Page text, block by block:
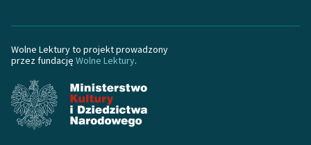
Regulamin biblioteki
Dane fundacji i
sprawozdania finansowe
Regulamin darowizn
Informacja o treściach
Wolne Lektury to projekt prowadzony
przez fundację Wolne Lektury.